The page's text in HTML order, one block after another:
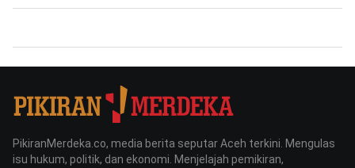
PikiranMerdeka.co, media berita seputar Aceh terkini. Mengulas
isu hukum, politik, dan ekonomi. Menjelajah pemikiran,